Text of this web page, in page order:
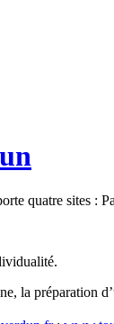
quatre sites :
la préparation